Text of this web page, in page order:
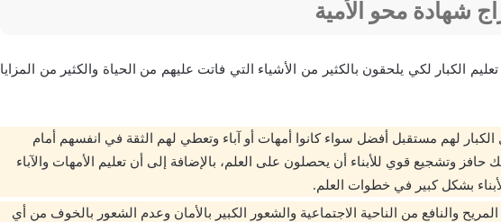
شهادة محو الأمية
الكبار لكي يلحقون بالكثير من الأشياء التي فاتت عليهم من الحياة والكثير من المزايا
الكبار لهم مستقبل أفضل سواء كانوا أمهات أو آباء وتعطي لهم الثقة في انفسهم أمام
حافز وتشجيع قوي للأبناء أن يحصلون على العلم، بالإضافة إلى أن تعليم الأمهات والآباء
بشكل كبير في خطوات العلم.
والنافع من الناحية الاجتماعية والشعور الكبير بالأمان وعدم الشعور بالخوف من أي